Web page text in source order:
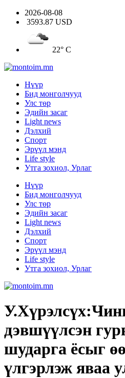
2026-08-08
3593.87 USD
22° C
Нүүр
Бид монголчууд
Улс төр
Эдийн засаг
Light news
Дэлхий
Спорт
Эрүүл мэнд
Life style
Утга зохиол, Урлаг
Нүүр
Бид монголчууд
Улс төр
Эдийн засаг
Light news
Дэлхий
Спорт
Эрүүл мэнд
Life style
Утга зохиол, Урлаг
дэвшүүлсэн
шударга ёсыг
үлгэрлэж яваа